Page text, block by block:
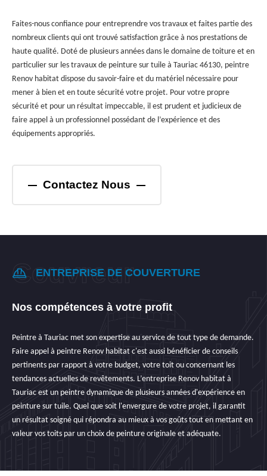
Faites-nous confiance pour entreprendre vos travaux et faites partie des
nombreux clients qui ont trouvé satisfaction grâce à nos prestations de
haute qualité. Doté de plusieurs années dans le domaine de toiture et en
particulier sur les travaux de peinture sur tuile à Tauriac 46130, peintre
Renov habitat dispose du savoir-faire et du matériel nécessaire pour
mener à bien et en toute sécurité votre projet. Pour votre propre
sécurité et pour un résultat impeccable, il est prudent et judicieux de
faire appel à un professionnel possédant de l’expérience et des
équipements appropriés.
Contactez Nous
ENTREPRISE DE COUVERTURE
Nos compétences à votre profit
Peintre à Tauriac met son expertise au service de tout type de demande.
Faire appel à peintre Renov habitat c'est aussi bénéficier de conseils
pertinents par rapport à votre budget, votre toit ou concernant les
tendances actuelles de revêtements. L’entreprise Renov habitat à
Tauriac est un peintre dynamique de plusieurs années d'expérience en
peinture sur tuile. Quel que soit l'envergure de votre projet, il garantit
un résultat soigné qui répondra au mieux à vos goûts tout en mettant en
valeur vos toits par un choix de peinture originale et adéquate.